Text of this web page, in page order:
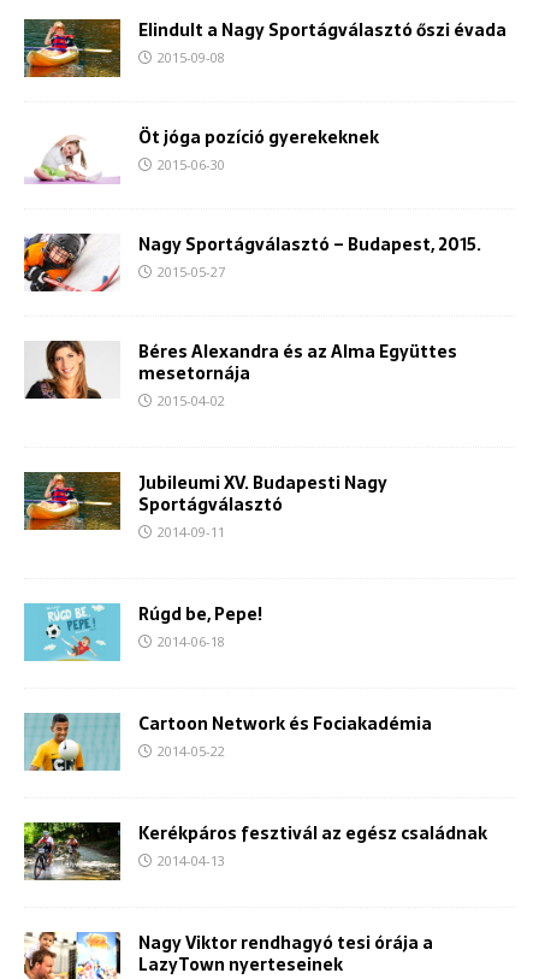
Elindult a Nagy Sportágválasztó őszi évada
2015-09-08
Öt jóga pozíció gyerekeknek
2015-06-30
Nagy Sportágválasztó – Budapest, 2015.
2015-05-27
Béres Alexandra és az Alma Együttes
mesetornája
2015-04-02
Jubileumi XV. Budapesti Nagy
Sportágválasztó
2014-09-11
Rúgd be, Pepe!
2014-06-18
Cartoon Network és Fociakadémia
2014-05-22
Kerékpáros fesztivál az egész családnak
2014-04-13
Nagy Viktor rendhagyó tesi órája a
LazyTown nyerteseinek